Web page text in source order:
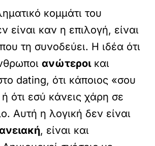
κομμάτι του
είναι καν η επιλογή, είναι
τη συνοδεύει. Η ιδέα ότι
ανώτεροικαι
dating, ότι κάποιος «σου
ότι εσύ κάνεις χάρη σε
Αυτή η λογική δεν είναι
, είναι και